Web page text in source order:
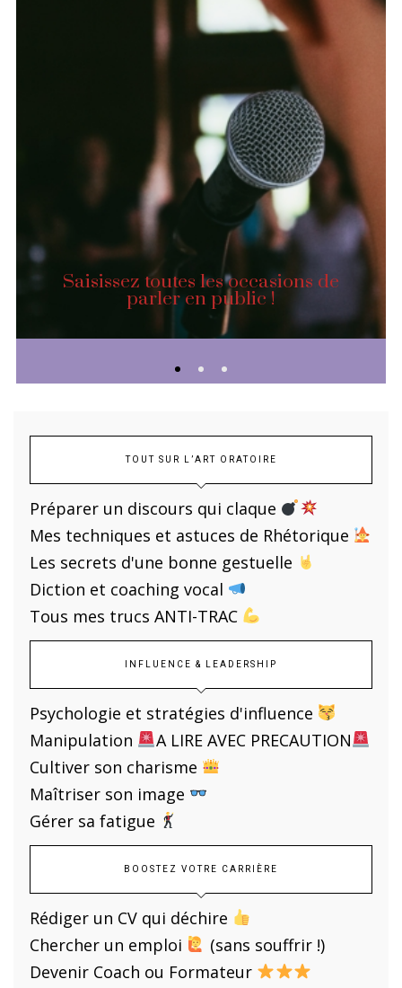
Saisissez toutes les occasions de
parler en public !
TOUT SUR L’ART ORATOIRE
Préparer un discours qui claque
Mes techniques et astuces de Rhétorique
Les secrets d'une bonne gestuelle
Diction et coaching vocal
Tous mes trucs ANTI-TRAC
INFLUENCE & LEADERSHIP
Psychologie et stratégies d'influence
Manipulation
A LIRE AVEC PRECAUTION
Cultiver son charisme
Maîtriser son image
Gérer sa fatigue
BOOSTEZ VOTRE CARRIÈRE
Rédiger un CV qui déchire
Chercher un emploi
(sans souffrir !)
Devenir Coach ou Formateur